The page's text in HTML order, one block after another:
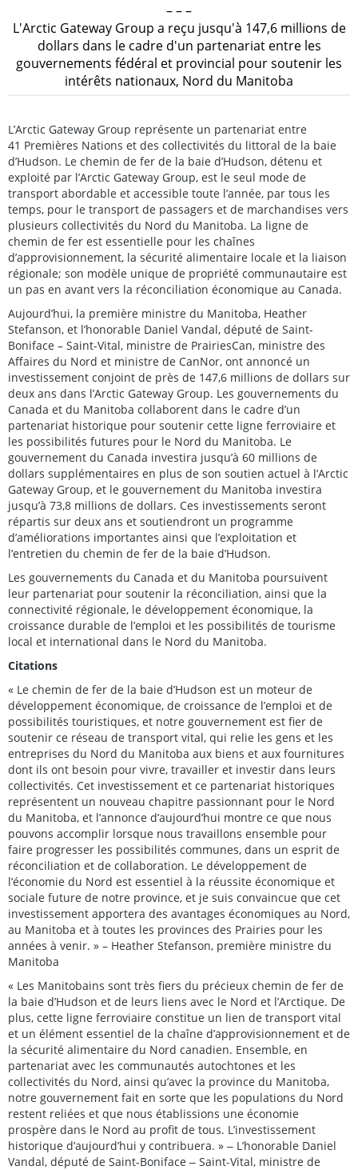
– – –
L'Arctic Gateway Group a reçu jusqu'à 147,6 millions de
dollars dans le cadre d'un partenariat entre les
gouvernements fédéral et provincial pour soutenir les
intérêts nationaux, Nord du Manitoba
L’Arctic Gateway Group représente un partenariat entre
41 Premières Nations et des collectivités du littoral de la baie
d’Hudson. Le chemin de fer de la baie d’Hudson, détenu et
exploité par l’Arctic Gateway Group, est le seul mode de
transport abordable et accessible toute l’année, par tous les
temps, pour le transport de passagers et de marchandises vers
plusieurs collectivités du Nord du Manitoba. La ligne de
chemin de fer est essentielle pour les chaînes
d’approvisionnement, la sécurité alimentaire locale et la liaison
régionale; son modèle unique de propriété communautaire est
un pas en avant vers la réconciliation économique au Canada.
Aujourd’hui, la première ministre du Manitoba, Heather
Stefanson, et l’honorable Daniel Vandal, député de Saint-
Boniface – Saint-Vital, ministre de PrairiesCan, ministre des
Affaires du Nord et ministre de CanNor, ont annoncé un
investissement conjoint de près de 147,6 millions de dollars sur
deux ans dans l’Arctic Gateway Group. Les gouvernements du
Canada et du Manitoba collaborent dans le cadre d’un
partenariat historique pour soutenir cette ligne ferroviaire et
les possibilités futures pour le Nord du Manitoba. Le
gouvernement du Canada investira jusqu’à 60 millions de
dollars supplémentaires en plus de son soutien actuel à l’Arctic
Gateway Group, et le gouvernement du Manitoba investira
jusqu’à 73,8 millions de dollars. Ces investissements seront
répartis sur deux ans et soutiendront un programme
d’améliorations importantes ainsi que l’exploitation et
l’entretien du chemin de fer de la baie d’Hudson.
Les gouvernements du Canada et du Manitoba poursuivent
leur partenariat pour soutenir la réconciliation, ainsi que la
connectivité régionale, le développement économique, la
croissance durable de l’emploi et les possibilités de tourisme
local et international dans le Nord du Manitoba.
Citations
« Le chemin de fer de la baie d’Hudson est un moteur de
développement économique, de croissance de l’emploi et de
possibilités touristiques, et notre gouvernement est fier de
soutenir ce réseau de transport vital, qui relie les gens et les
entreprises du Nord du Manitoba aux biens et aux fournitures
dont ils ont besoin pour vivre, travailler et investir dans leurs
collectivités. Cet investissement et ce partenariat historiques
représentent un nouveau chapitre passionnant pour le Nord
du Manitoba, et l’annonce d’aujourd’hui montre ce que nous
pouvons accomplir lorsque nous travaillons ensemble pour
faire progresser les possibilités communes, dans un esprit de
réconciliation et de collaboration. Le développement de
l’économie du Nord est essentiel à la réussite économique et
sociale future de notre province, et je suis convaincue que cet
investissement apportera des avantages économiques au Nord,
au Manitoba et à toutes les provinces des Prairies pour les
années à venir. » – Heather Stefanson, première ministre du
Manitoba
« Les Manitobains sont très fiers du précieux chemin de fer de
la baie d’Hudson et de leurs liens avec le Nord et l’Arctique. De
plus, cette ligne ferroviaire constitue un lien de transport vital
et un élément essentiel de la chaîne d’approvisionnement et de
la sécurité alimentaire du Nord canadien. Ensemble, en
partenariat avec les communautés autochtones et les
collectivités du Nord, ainsi qu’avec la province du Manitoba,
notre gouvernement fait en sorte que les populations du Nord
restent reliées et que nous établissions une économie
prospère dans le Nord au profit de tous. L’investissement
historique d’aujourd’hui y contribuera. » ‒ L’honorable Daniel
Vandal, député de Saint-Boniface ‒ Saint-Vital, ministre de